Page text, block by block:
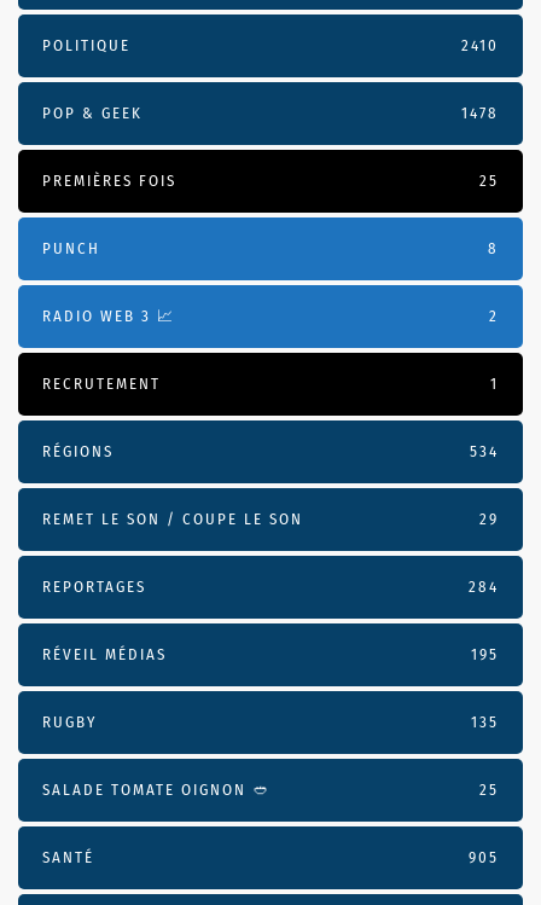
POLITIQUE 2410
POP & GEEK 1478
PREMIÈRES FOIS 25
PUNCH 8
RADIO WEB 3 📈 2
RECRUTEMENT 1
RÉGIONS 534
REMET LE SON / COUPE LE SON 29
REPORTAGES 284
RÉVEIL MÉDIAS 195
RUGBY 135
SALADE TOMATE OIGNON 🥙 25
SANTÉ 905